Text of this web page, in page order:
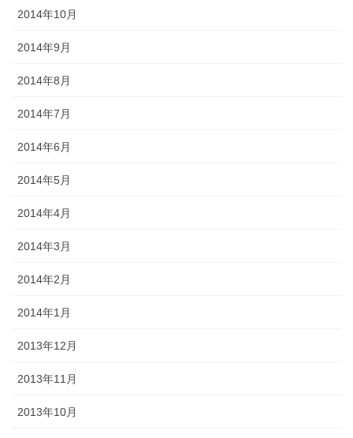
2014年10月
2014年9月
2014年8月
2014年7月
2014年6月
2014年5月
2014年4月
2014年3月
2014年2月
2014年1月
2013年12月
2013年11月
2013年10月